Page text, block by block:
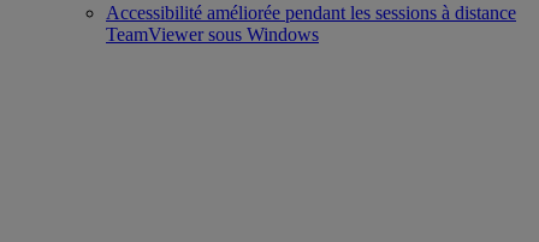
Accessibilité améliorée pendant les sessions à distance
TeamViewer sous Windows